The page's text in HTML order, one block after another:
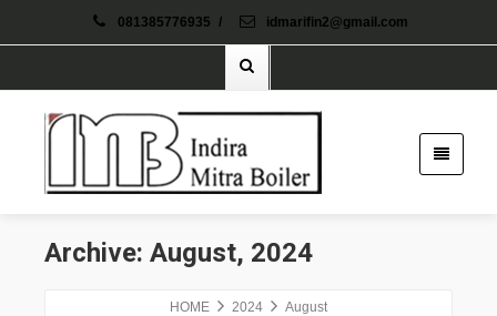
081385776935 / idmarifin2@gmail.com
Archive: August, 2024
HOME 2024 August